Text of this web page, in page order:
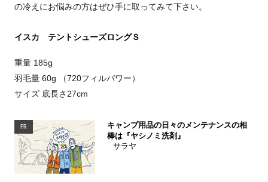
の冷えにお悩みの方はぜひ手に取ってみて下さい。
イスカ テントシューズロングＳ
重量 185g
羽毛量 60g （720フィルパワー）
サイズ 底長さ27cm
PR
キャンプ用品の日々のメンテナンスの相
棒は『ヤシノミ洗剤』
サラヤ